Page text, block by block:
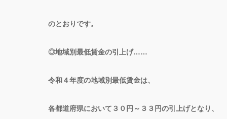
のとおりです。
◎地域別最低賃金の引上げ……
令和４年度の地域別最低賃金は、
各都道府県において３０円～３３円の引上げとなり、